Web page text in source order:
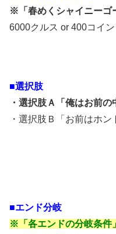
※「春めくシャイニーゴ
6000クルス or 400コイン
■選択肢
・選択肢Ａ「俺はお前
・選択肢Ｂ「お前はホン
■エンド分岐
※「各エンドの分岐条件」